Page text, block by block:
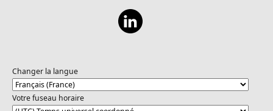
Changer la langue
Votre fuseau horaire